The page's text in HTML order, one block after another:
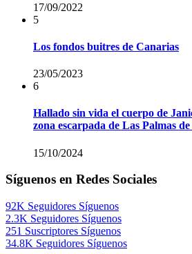
17/09/2022
5
Los fondos buitres de Canarias
23/05/2023
6
Hallado sin vida el cuerpo de
zona escarpada de Las Palmas
15/10/2024
Síguenos en Redes Sociales
92K Seguidores Síguenos
2.3K Seguidores Síguenos
251 Suscriptores Síguenos
34.8K Seguidores Síguenos